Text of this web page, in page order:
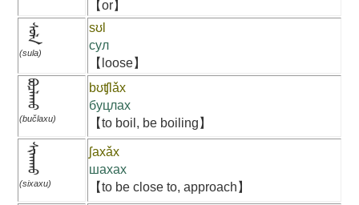
【or】
ᠰᠤᠯᠠ
(sula)
sʊl
сул
【loose】
ᠪᠤᠴᠯᠠᠬᠤ
(bučlaxu)
bʊʧlǎx
буцлах
【to boil, be boiling】
ᠰᠢᠬᠠᠬᠤ
(sixaxu)
ʃaxǎx
шахах
【to be close to, approach】